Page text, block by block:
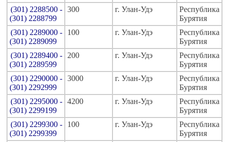
(301) 2288500 -
(301) 2288799
300 г. Улан-Удэ
Республика
Бурятия
(301) 2289000 -
(301) 2289099
100 г. Улан-Удэ
Республика
Бурятия
(301) 2289400 -
(301) 2289599
200 г. Улан-Удэ
Республика
Бурятия
(301) 2290000 -
(301) 2292999
3000 г. Улан-Удэ
Республика
Бурятия
(301) 2295000 -
(301) 2299199
4200 г. Улан-Удэ
Республика
Бурятия
(301) 2299300 -
(301) 2299399
100 г. Улан-Удэ
Республика
Бурятия